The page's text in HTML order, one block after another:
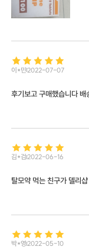
이*민2022-07-07
후기보고 구매했습니다
김*검2022-06-16
탈모약 먹는 친구가 델리
박*영2022-05-10